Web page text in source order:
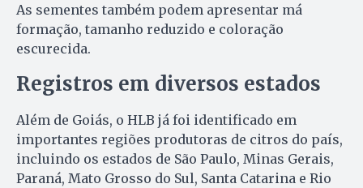
As sementes também podem apresentar má
formação, tamanho reduzido e coloração
escurecida.
Registros em diversos estados
Além de Goiás, o HLB já foi identificado em
importantes regiões produtoras de citros do país,
incluindo os estados de São Paulo, Minas Gerais,
Paraná, Mato Grosso do Sul, Santa Catarina e Rio